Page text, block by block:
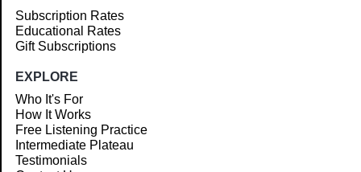
Subscription Rates
Educational Rates
Gift Subscriptions
EXPLORE
Who It's For
How It Works
Free Listening Practice
Intermediate Plateau
Testimonials